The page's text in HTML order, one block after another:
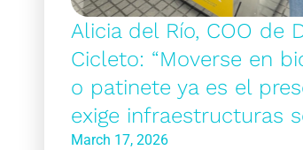
Alicia del Río, COO de
Cicleto: “Moverse en
o patinete ya es el
exige infraestructuras
March 17, 2026